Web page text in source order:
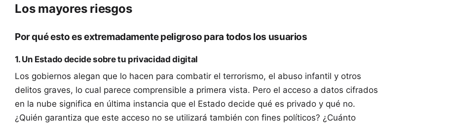
Los mayores riesgos
Por qué esto es extremadamente peligroso para todos los usuarios
1. Un Estado decide sobre tu privacidad digital
Los gobiernos alegan que lo hacen para combatir el terrorismo, el abuso infantil y otros
delitos graves, lo cual parece comprensible a primera vista. Pero el acceso a datos cifrados
en la nube significa en última instancia que el Estado decide qué es privado y qué no.
¿Quién garantiza que este acceso no se utilizará también con fines políticos? ¿Cuánto